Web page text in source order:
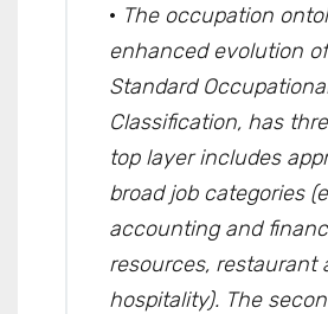
· The occupation
enhanced evolution
Standard
Classification, has
top layer includes
broad job categories
accounting and
resources, restaurant
hospitality). The